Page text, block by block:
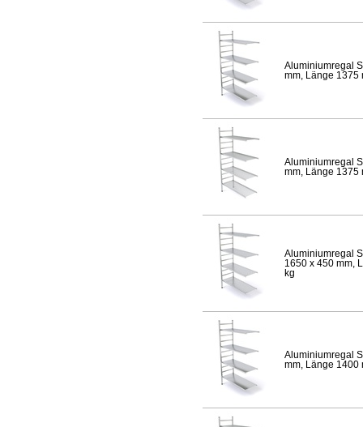
Aluminiumregal
mm, Länge 1375
Aluminiumregal
mm, Länge 1375
Aluminiumregal
1650 x 450 mm,
kg
Aluminiumregal
mm, Länge 1400